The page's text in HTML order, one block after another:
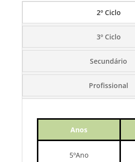
2º Ciclo
3º Ciclo
Secundário
Profissional
Anos
5ºAno